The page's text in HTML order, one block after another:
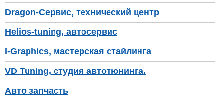
Dragon-Сервис, технический центр
Helios-tuning, автосервис
I-Graphics, мастерская стайлинга
VD Tuning, студия автотюнинга.
Авто запчасть